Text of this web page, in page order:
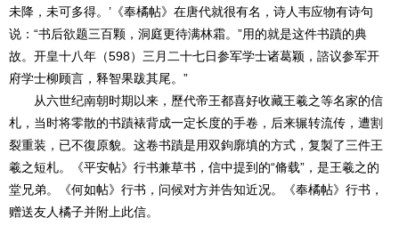
未降，未可多得。’《奉橘帖》在唐代就很有名，诗人韦应物有诗句
说：“书后欲题三百颗，洞庭更待满林霜。”用的就是这件书蹟的典
故。开皇十八年（598）三月二十七日参军学士诸葛颖，諮议参军开
府学士柳顾言，释智果跋其尾。”
从六世纪南朝时期以来，歷代帝王都喜好收藏王羲之等名家的信
札，当时将零散的书蹟裱背成一定长度的手卷，后来辗转流传，遭割
裂重装，已不復原貌。这卷书蹟是用双鉤廓填的方式，复製了三件王
羲之短札。《平安帖》行书兼草书，信中提到的“脩载”，是王羲之的
堂兄弟。《何如帖》行书，问候对方并告知近况。《奉橘帖》行书，
赠送友人橘子并附上此信。